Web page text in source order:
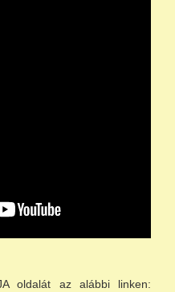
oldalát az alábbi linken: